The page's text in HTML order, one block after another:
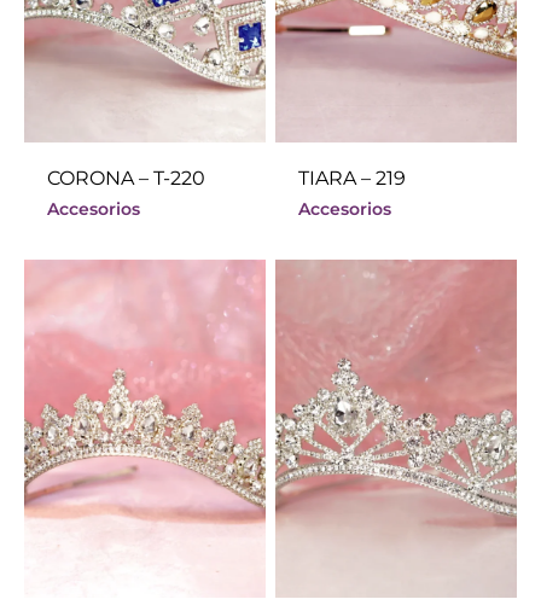
CORONA – T-220
Accesorios
TIARA – 219
Accesorios